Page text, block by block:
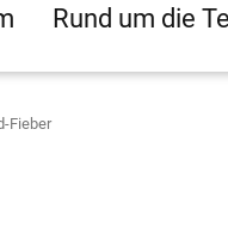
Rund um die
Fieber